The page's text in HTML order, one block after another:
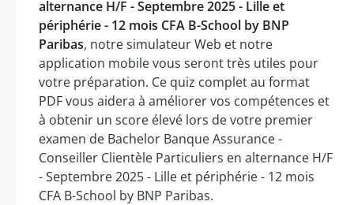
alternance H/F - Septembre 2025 - Lille et
périphérie - 12 mois CFA B-School by BNP
Paribas, notre simulateur Web et notre
application mobile vous seront très utiles pour
votre préparation. Ce quiz complet au format
PDF vous aidera à améliorer vos compétences et
à obtenir un score élevé lors de votre premier
examen de Bachelor Banque Assurance -
Conseiller Clientèle Particuliers en alternance H/F
- Septembre 2025 - Lille et périphérie - 12 mois
CFA B-School by BNP Paribas.